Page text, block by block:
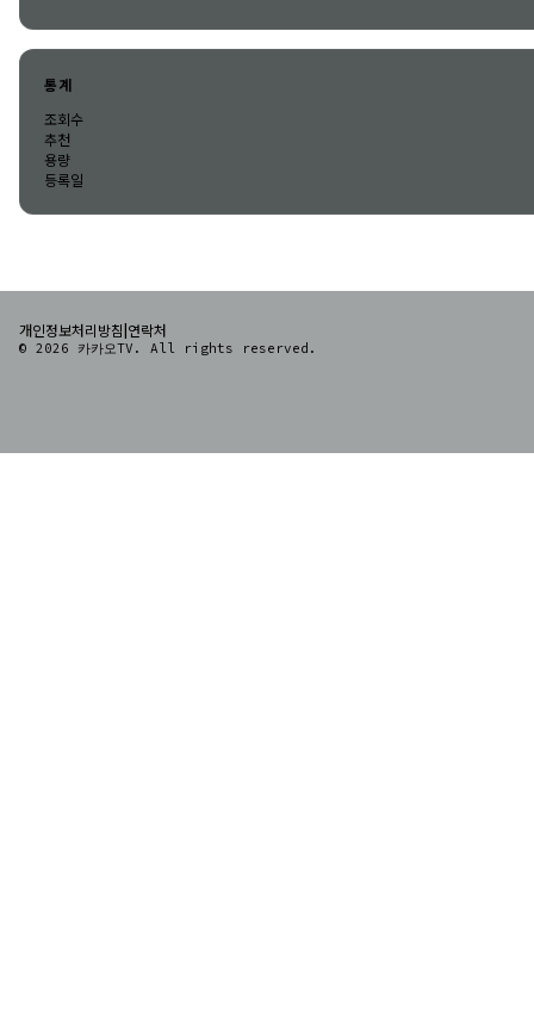
통계
조회수
추천
용량
등록일
개인정보처리방침|연락처
© 2026 카카오TV. All rights reserved.